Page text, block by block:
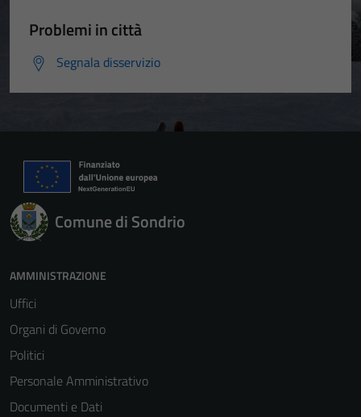
Problemi in città
Segnala disservizio
Comune di Sondrio
AMMINISTRAZIONE
Uffici
Organi di Governo
Politici
Personale Amministrativo
Documenti e Dati